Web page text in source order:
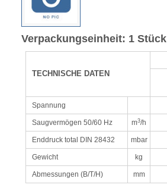
Verpackungseinheit: 1 Stück
TECHNISCHE DATEN
Spannung
Saugvermögen 50/60 Hz m3/h
Enddruck total DIN 28432 mbar
Gewicht kg
Abmessungen (B/T/H) mm